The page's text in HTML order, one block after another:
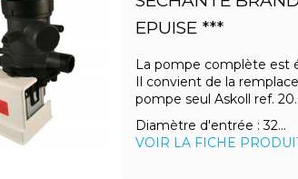
EPUISE ***
La pompe complète est
Il convient de la
pompe seul Askoll ref.
Diamètre d'entrée : 32...
VOIR LA FICHE